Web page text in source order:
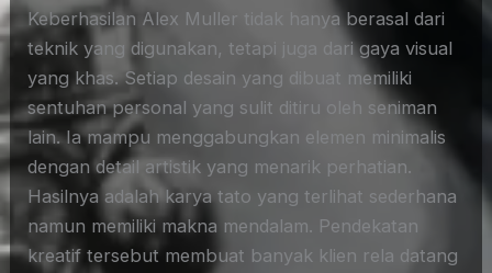
Keberhasilan Alex Muller tidak hanya berasal dari
teknik yang digunakan, tetapi juga dari gaya visual
yang khas. Setiap desain yang dibuat memiliki
sentuhan personal yang sulit ditiru oleh seniman
lain. Ia mampu menggabungkan elemen minimalis
dengan detail artistik yang menarik perhatian.
Hasilnya adalah karya tato yang terlihat sederhana
namun memiliki makna mendalam. Pendekatan
kreatif tersebut membuat banyak klien rela datang